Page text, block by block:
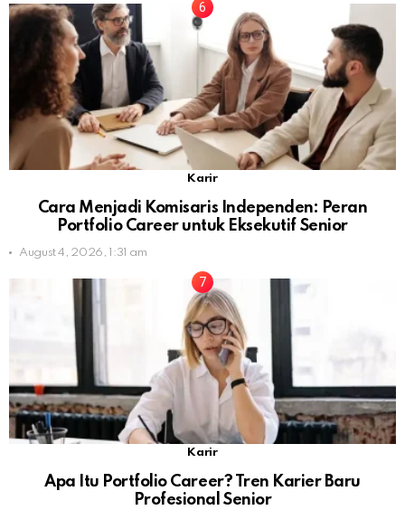
Karir
Cara Menjadi Komisaris Independen: Peran
Portfolio Career untuk Eksekutif Senior
August 4, 2026, 1:31 am
Karir
Apa Itu Portfolio Career? Tren Karier Baru
Profesional Senior